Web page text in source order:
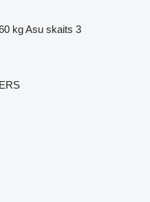
kgAsu skaits 3